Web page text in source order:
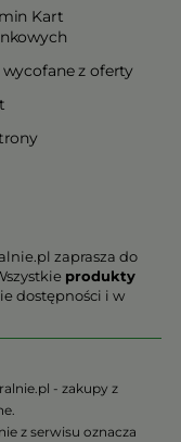
Kart
wycofane z oferty
zaprasza do
produkty
dostępności i w
jakością.
bezpieczeństwo
przyszłość już
- zakupy z
z serwisu oznacza